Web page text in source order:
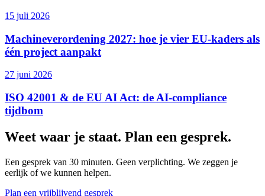
15 juli 2026
Machineverordening 2027: hoe je vier EU-kaders als
één project aanpakt
27 juni 2026
ISO 42001 & de EU AI Act: de AI-compliance
tijdbom
Weet waar je staat. Plan een gesprek.
Een gesprek van 30 minuten. Geen verplichting. We zeggen je
eerlijk of we kunnen helpen.
Plan een vrijblijvend gesprek